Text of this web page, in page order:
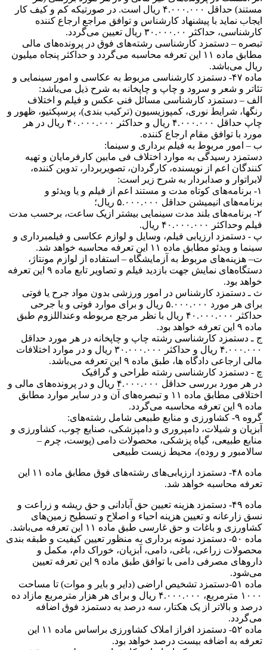
مستند) حداقل ۴.۰۰۰.۰۰۰ ریال است. در صورتیکه کم و کیف کار
ایجاب نماید با پیشنهاد کارشناس و توافق مراجع ارجاع کننده
کارشناسی، حداکثر ۳۰.۰۰۰.۰۰ ریال تعیین می‌گردد.
تبصره – دستمزد کارشناسی رشته‌های فوق در پرونده‌های مالی
مطابق ماده ۱۱ این تعرفه محاسبه می‌گردد و حداکثر پنجاه میلیون
ریال می‌باشد.
ماده ۴۷- دستمزد کارشناسی مربوط به عکاسی و امور سینمایی و
تئاتر و شعر و سرود و چاپ و چاپخانه به شرح ذیل می‌باشد:
الف – دستمزد کارشناسی مسائل فنی عکس و فیلم و اختلاف
رنگها، شرایط نوری، کمپوزیسیون (ترکیب بندی)، پرسپکتیو، ظهور و
چاپ حداقل ۴.۰۰۰.۰۰۰ ریال و حداکثر ۴۰.۰۰۰.۰۰۰ ریال در هر
مورد با توافق مقام ارجاع کننده.
ب – امور مربوط به فیلم برداری و سینما:
دستمزد رسیدگی به موارد اختلاف فی مابین کارفرمایان و تهیه
کنندگان اعم از نویسنده، کارگردان، تصویربردار، تدوین کننده،
لابراتوار و صدابردار به شرح زیر است:
۱- برنامه‌های کوتاه مدت و مستند اعم از فیلم و یا ویدئو و
برنامه‌های انیمیشن حداقل ۵.۰۰۰.۰۰۰ ریال؛
۲- برنامه‌های بلند مدت سینمایی بیشتر ازیک ساعت، برحسب مدت
فیلم وحداکثر ۴۰.۰۰۰.۰۰۰ ریال.
پ - دستمزد ارزیابی فیلم، وسایل و لوازم عکاسی و فیلمبرداری و
سینما و ویدئو مطابق ماده ۱۱ این تعرفه محاسبه خواهد شد.
ت– هزینه‌های مربوط به آزمایشگاه – استفاده از لوازم مونتاژ،
دستگاه‌های نمایش جهت بازدید فیلم و تصاویر تابع ماده ۹ این تعرفه
خواهد بود.
ث ـ دستمزد کارشناس در امور ورزشی بدون مواد جرح یا فوتی
برای هر مورد ۵.۰۰۰.۰۰۰ ریال و برای موارد فوتی و یا جرحی
حداکثر ۴۰.۰۰۰.۰۰۰ ریال با نظر مرجع مربوطه وعنداللزوم طبق
ماده ۹ این تعرفه خواهد بود.
ج ـ دستمزد کارشناسی رشته چاپ و چاپخانه در هر مورد حداقل
۴.۰۰۰.۰۰۰ ریال و حداکثر ۳۰.۰۰۰.۰۰۰ ریال و در موارد اختلافات
مالی ارجاعی دادگاه ها، طبق ماده ۹ این تعرفه می‌باشد.
چ - دستمزد کارشناسی رشته طراحی و گرافیک
در هر مورد بررسی حداقل ۴.۰۰۰.۰۰۰ ریال و در پرونده‌های مالی و
اختلافی مطابق ماده ۱۱ و تبصره‌های آن و در سایر موارد مطابق
ماده ۹ این تعرفه محاسبه می‌گردد.
گروه ۹- کشاورزی و منابع طبیعی شامل رشته‌های:
آبزیان و شیلات، دامپروری و دامپزشکی، صنایع چوب، کشاورزی و
منابع طبیعی، گیاه پزشکی، محصولات دامی (پوست، چرم –
سالامبور و روده)، محیط زیست طبیعی
ماده ۴۸- دستمزد ارزیابی‌های رشته‌های فوق مطابق ماده ۱۱ این
تعرفه محاسبه خواهد شد.
ماده ۴۹- دستمزد هزینه تعیین حق آبادانی و حق ریشه و زراعت و
نسق زارعانه و تعیین هزینه احیاء و اصلاح و تسطیح زمین‌های
کشاورزی و باغات و حق غارسی طبق ماده ۱۱ این تعرفه می‌باشد.
ماده ۵۰- دستمزد نمونه برداری به منظور تعیین کیفیت و طبقه بندی
محصولات زراعی، باغی، دامی، آبزیان، خوراک دام، مکمل و
دارو‌های مصرفی دامی با توافق طبق ماده ۹ این تعرفه تعیین
می‌شود.
ماده ۵۱-دستمزد تشخیص اراضی (دایر و بایر و موات) تا مساحت
۱۰۰۰ مترمربع، ۴.۰۰۰.۰۰۰ ریال و برای هر هزار مترمربع مازاد ده
درصد و بالاتر از یک هکتار، سه درصد به دستمزد فوق اضافه
می‌گردد.
ماده ۵۲- دستمزد افراز املاک کشاورزی براساس ماده ۱۱ این
تعرفه به اضافه بیست درصد خواهد بود.